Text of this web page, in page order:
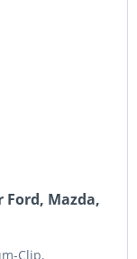
Mazda,
Clip,